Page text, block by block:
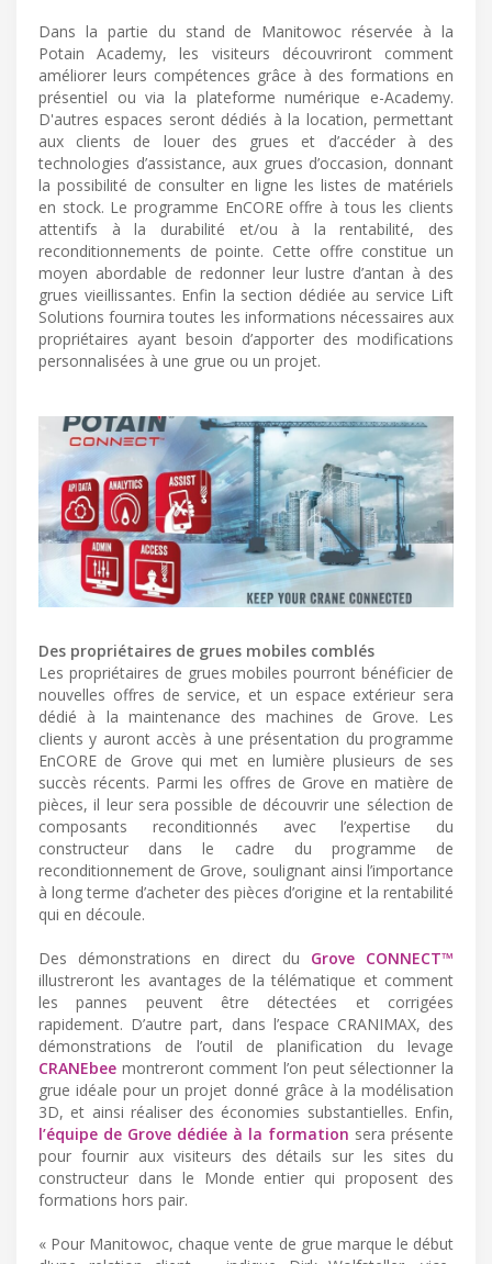
Dans la partie du stand de Manitowoc réservée à la
Potain Academy, les visiteurs découvriront comment
améliorer leurs compétences grâce à des formations en
présentiel ou via la plateforme numérique e-Academy.
D'autres espaces seront dédiés à la location, permettant
aux clients de louer des grues et d’accéder à des
technologies d’assistance, aux grues d’occasion, donnant
la possibilité de consulter en ligne les listes de matériels
en stock. Le programme EnCORE offre à tous les clients
attentifs à la durabilité et/ou à la rentabilité, des
reconditionnements de pointe. Cette offre constitue un
moyen abordable de redonner leur lustre d’antan à des
grues vieillissantes. Enfin la section dédiée au service Lift
Solutions fournira toutes les informations nécessaires aux
propriétaires ayant besoin d’apporter des modifications
personnalisées à une grue ou un projet.
Des propriétaires de grues mobiles comblés
Les propriétaires de grues mobiles pourront bénéficier de
nouvelles offres de service, et un espace extérieur sera
dédié à la maintenance des machines de Grove. Les
clients y auront accès à une présentation du programme
EnCORE de Grove qui met en lumière plusieurs de ses
succès récents. Parmi les offres de Grove en matière de
pièces, il leur sera possible de découvrir une sélection de
composants reconditionnés avec l’expertise du
constructeur dans le cadre du programme de
reconditionnement de Grove, soulignant ainsi l’importance
à long terme d’acheter des pièces d’origine et la rentabilité
qui en découle.
Des démonstrations en direct du Grove CONNECT™
illustreront les avantages de la télématique et comment
les pannes peuvent être détectées et corrigées
rapidement. D’autre part, dans l’espace CRANIMAX, des
démonstrations de l’outil de planification du levage
CRANEbee montreront comment l’on peut sélectionner la
grue idéale pour un projet donné grâce à la modélisation
3D, et ainsi réaliser des économies substantielles. Enfin,
l’équipe de Grove dédiée à la formation sera présente
pour fournir aux visiteurs des détails sur les sites du
constructeur dans le Monde entier qui proposent des
formations hors pair.
« Pour Manitowoc, chaque vente de grue marque le début